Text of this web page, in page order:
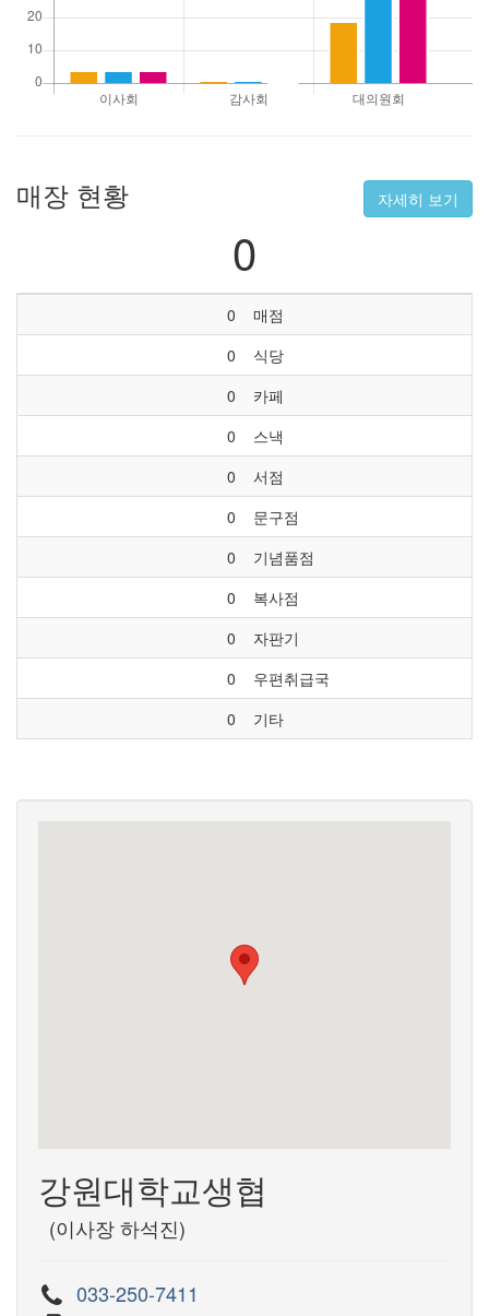
자세히 보기
매장 현황
0
0
매점
0
식당
0
카페
0
스낵
0
서점
0
문구점
0
기념품점
0
복사점
0
자판기
0
우편취급국
0
기타
강원대학교생협
(이사장 하석진)
033-250-7411